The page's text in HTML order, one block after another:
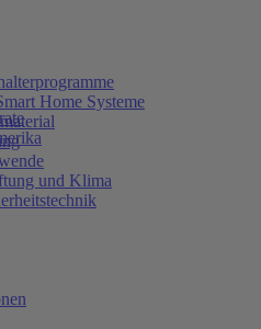
Home Systeme
und Klima